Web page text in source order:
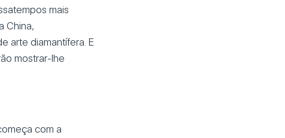
mais
China,
arte diamantífera. E
mostrar-lhe
com a